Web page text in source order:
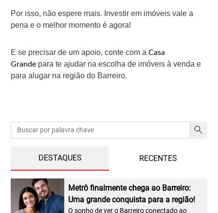
Por isso, não espere mais. Investir em imóveis vale a
pena e o melhor momento é agora!
E se precisar de um apoio, conte com a Casa
Grande para te ajudar na escolha de imóveis à venda e
para alugar na região do Barreiro.
DESTAQUES RECENTES
Metrô finalmente chega ao Barreiro:
Uma grande conquista para a região!
O sonho de ver o Barreiro conectado ao